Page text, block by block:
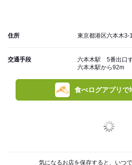
住所 東京都港区六本木
交通手段
六本木駅 5番出口
六本木駅から92m
食べログアプリで
気になるお店を保存すると、いつ